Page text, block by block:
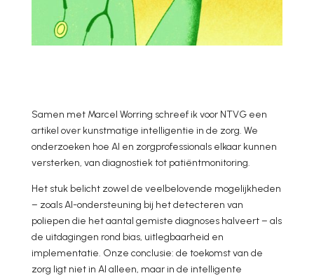
Samen met Marcel Worring schreef ik voor NTVG een
artikel over kunstmatige intelligentie in de zorg. We
onderzoeken hoe AI en zorgprofessionals elkaar kunnen
versterken, van diagnostiek tot patiëntmonitoring.
Het stuk belicht zowel de veelbelovende mogelijkheden
– zoals AI-ondersteuning bij het detecteren van
poliepen die het aantal gemiste diagnoses halveert – als
de uitdagingen rond bias, uitlegbaarheid en
implementatie. Onze conclusie: de toekomst van de
zorg ligt niet in AI alleen, maar in de intelligente